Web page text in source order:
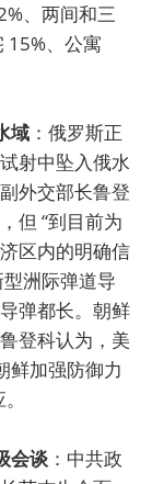
、两间和三
15%、公寓
域 ：俄罗斯正
射中坠入俄水
外交部长鲁登
但 “到目前为
区内的明确信
型洲际弹道导
弹都长。朝鲜
登科认为，美
鲜加强防御力
会谈 ：中共政